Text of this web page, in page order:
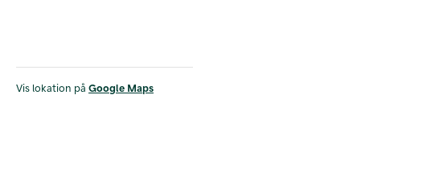
Vis lokation på Google Maps